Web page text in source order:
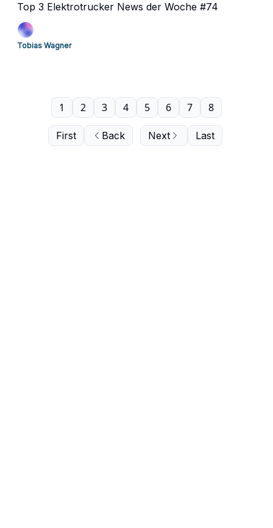
Top 3 Elektrotrucker News der Woche #74
Tobias Wagner
First Back
1 2 3 4 5 6 7 8
Next Last